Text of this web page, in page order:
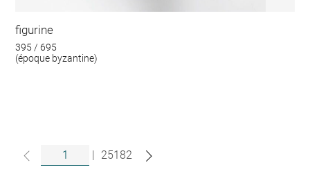
figurine
395 / 695
(époque byzantine)
| 25182